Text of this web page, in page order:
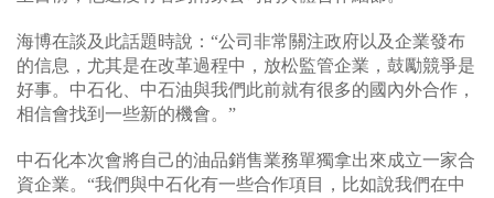
海博在談及此話題時說：“公司非常關注政府以及企業發布
的信息，尤其是在改革過程中，放松監管企業，鼓勵競爭是
好事。中石化、中石油與我們此前就有很多的國內外合作，
相信會找到一些新的機會。”
中石化本次會將自己的油品銷售業務單獨拿出來成立一家合
資企業。“我們與中石化有一些合作項目，比如說我們在中